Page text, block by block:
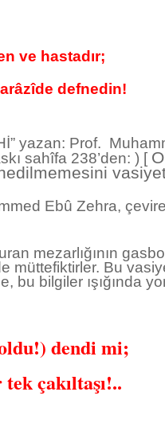
ve hastadır;
defnedin!
yazan: Prof.
sahîfa 238’den: ) [
Ebû Zehra,
mezarlığının
müttefiktirler. Bu
bilgiler ışığında
dendi mi;
çakıltaşı!..